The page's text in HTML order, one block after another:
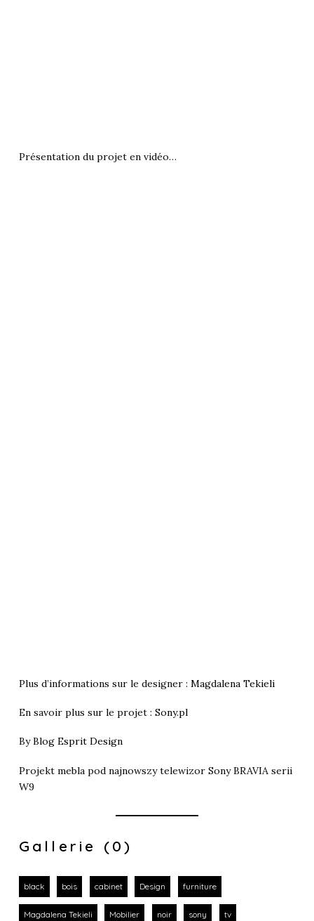
Présentation du projet en vidéo…
Plus d’informations sur le designer : Magdalena Tekieli
En savoir plus sur le projet : Sony.pl
ByBlog Esprit Design
Projekt mebla pod najnowszy telewizor Sony BRAVIA serii
W9
Gallerie (0)
black bois cabinet Design furniture
Magdalena Tekieli Mobilier noir sony tv